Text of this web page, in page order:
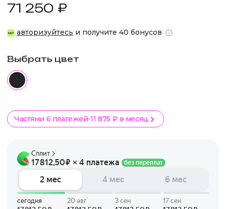
71 250 ₽
авторизуйтесь и получите 40 бонусов
Выбрать цвет
Частями 6 платежей 11 875 ₽ в месяц